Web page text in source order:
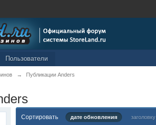
Пользователи
→ Публикации Anders
Сортировать дате обновления заголовку